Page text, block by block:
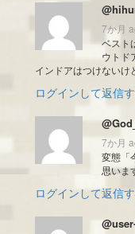
7か月
ベスト
ウトド
インドアはつけないけ
ログインして返信
7か月
変態「
思いま
ログインして返信